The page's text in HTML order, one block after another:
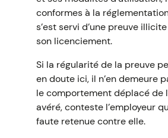
conformes à la
s’est servi d’une preuve
son licenciement.
Si la régularité de la preuve
en doute ici, il n’en demeure
le comportement déplacé de
avéré, conteste l’employeur
faute retenue contre elle.